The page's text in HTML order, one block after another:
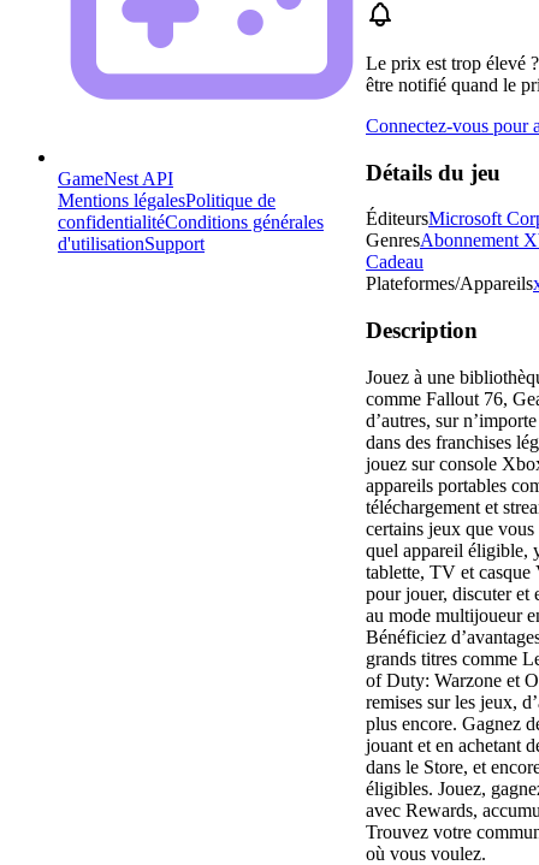
GameNest API
Mentions légalesPolitique de
confidentialitéConditions générales
d'utilisationSupport
Le prix est trop élevé
être notifié quand le
Connectez-vous pour
Détails du jeu
ÉditeursMicrosoft
GenresAbonnement
Cadeau
Plateformes/Appareils
Description
Jouez à une
comme Fallout 76,
d’autres, sur
dans des franchises
jouez sur console
appareils portables
téléchargement et
certains jeux que vous
quel appareil éligible,
tablette, TV et
pour jouer, discuter et
au mode multijoueur
Bénéficiez
grands titres comme
of Duty: Warzone et
remises sur les jeux,
plus encore. Gagnez
jouant et en achetant
dans le Store, et
éligibles. Jouez,
avec Rewards,
Trouvez votre
où vous voulez.